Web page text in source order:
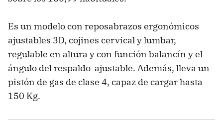
Es un modelo con reposabrazos ergonómicos
ajustables 3D, cojines cervical y lumbar,
regulable en altura y con función balancín y el
ángulo del respaldo ajustable. Además, lleva un
pistón de gas de clase 4, capaz de cargar hasta
150 Kg.